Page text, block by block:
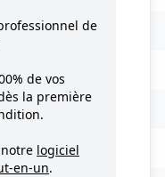
35630)
de
de vos
la première
logiciel
en-un.